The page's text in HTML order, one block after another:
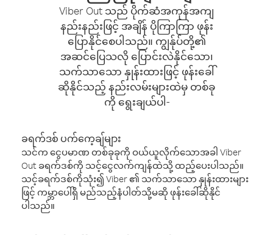
Viber Out သည် ပိုက်ဆံအကုန်အကျ
နည်းနည်းဖြင့် အချိန် ပိုကြာကြာ ဖုန်း
ပြောနိုင်စေပါသည်။ ကျွန်ုပ်တို့၏
အဆင်ပြေသလို ပြောင်းလဲနိုင်သော၊
သက်သာသော နှုန်းထားဖြင့် ဖုန်းခေါ်
ဆိုနိုင်သည့် နည်းလမ်းများထဲမှ တစ်ခု
ကို ရွေးချယ်ပါ-
ခရက်ဒစ် ပက်ကေ့ချ်များ
သင်က ငွေပမာဏ တစ်ခုခုကို ဝယ်ယူလိုက်သောအခါ Viber
Out ခရက်ဒစ်ကို သင့်ငွေလက်ကျန်ထဲသို့ ထည့်ပေးပါသည်။
သင့်ခရက်ဒစ်ကိုသုံး၍ Viber ၏ သက်သာသော နှုန်းထားများ
ဖြင့် ကမ္ဘာပေါ်ရှိ မည်သည့်နံပါတ်သို့မဆို ဖုန်းခေါ်ဆိုနိုင်
ပါသည်။